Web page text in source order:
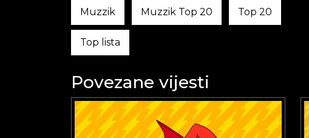
Muzzik Muzzik Top 20 Top 20
Top lista
Povezane vijesti